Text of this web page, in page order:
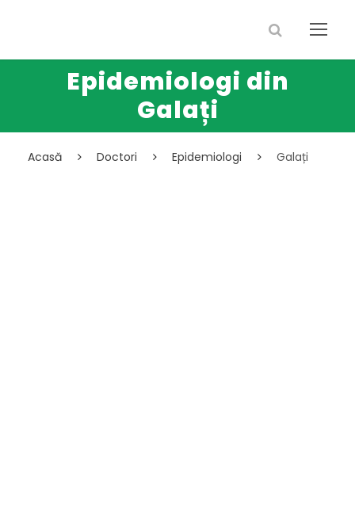
Epidemiologi din
Galați
Acasă Doctori Epidemiologi Galați